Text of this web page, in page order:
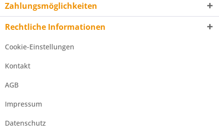
Zahlungsmöglichkeiten
Rechtliche Informationen
Cookie-Einstellungen
Kontakt
AGB
Impressum
Datenschutz